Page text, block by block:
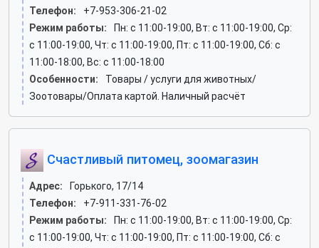
Телефон:
+7-953-306-21-02
Режим работы:
Пн: c 11:00-19:00, Вт: c 11:00-19:00, Ср:
c 11:00-19:00, Чт: c 11:00-19:00, Пт: c 11:00-19:00, Сб: c
11:00-18:00, Вс: c 11:00-18:00
Особенности:
Товары / услуги для животных/
Зоотовары/Оплата картой. Наличный расчёт
Счастливый питомец, зоомагазин
Адрес:
Горького, 17/14
Телефон:
+7-911-331-76-02
Режим работы:
Пн: c 11:00-19:00, Вт: c 11:00-19:00, Ср:
c 11:00-19:00, Чт: c 11:00-19:00, Пт: c 11:00-19:00, Сб: c